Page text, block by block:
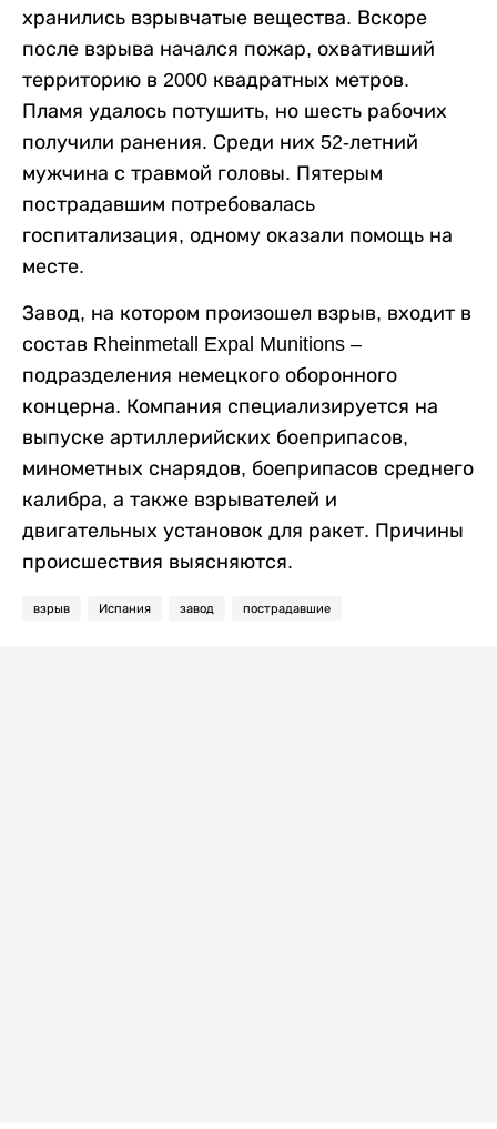
хранились взрывчатые вещества. Вскоре
после взрыва начался пожар, охвативший
территорию в 2000 квадратных метров.
Пламя удалось потушить, но шесть рабочих
получили ранения. Среди них 52-летний
мужчина с травмой головы. Пятерым
пострадавшим потребовалась
госпитализация, одному оказали помощь на
месте.
Завод, на котором произошел взрыв, входит в
состав Rheinmetall Expal Munitions –
подразделения немецкого оборонного
концерна. Компания специализируется на
выпуске артиллерийских боеприпасов,
минометных снарядов, боеприпасов среднего
калибра, а также взрывателей и
двигательных установок для ракет. Причины
происшествия выясняются.
взрыв Испания завод пострадавшие